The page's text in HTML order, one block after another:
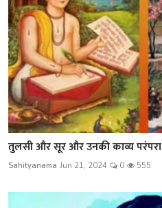
तुलसी और सूर और उनकी काव्य परंपरा
Sahityanama Jun 21, 2024 0 555